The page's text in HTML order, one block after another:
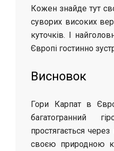
Кожен знайде тут
суворих високих
куточків. І
Європі гостинно
Висновок
Гори Карпат в
багатогранний
простягається
своєю природною